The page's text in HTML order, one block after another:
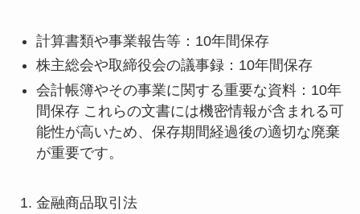
計算書類や事業報告等：10年間保存
株主総会や取締役会の議事録：10年間保存
会計帳簿やその事業に関する重要な資料：10年
間保存 これらの文書には機密情報が含まれる可
能性が高いため、保存期間経過後の適切な廃棄
が重要です。
金融商品取引法